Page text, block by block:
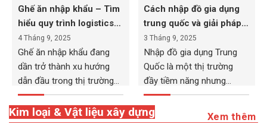
Ghế ăn nhập khẩu – Tìm
hiểu quy trình logistics
và thủ tục
4 Tháng 9, 2025
Ghế ăn nhập khẩu đang
dần trở thành xu hướng
dẫn đầu trong thị trường...
Cách nhập đồ gia dụng
trung quốc và giải pháp
tránh rủi ro
3 Tháng 9, 2025
Nhập đồ gia dụng Trung
Quốc là một thị trường
đầy tiềm năng nhưng
cũng...
Kim loại & Vật liệu xây dựng Xem thêm